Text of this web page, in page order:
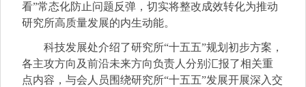
看”常态化防止问题反弹，切实将整改成效转化为推动
研究所高质量发展的内生动能。
科技发展处介绍了研究所“十五五”规划初步方案，
各主攻方向及前沿未来方向负责人分别汇报了相关重
点内容，与会人员围绕研究所“十五五”发展开展深入交